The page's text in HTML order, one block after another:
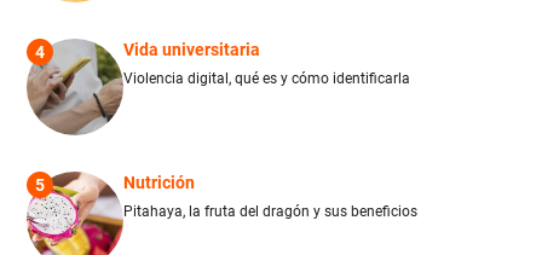
4 Vida universitaria
Violencia digital, qué es y cómo identificarla
5 Nutrición
Pitahaya, la fruta del dragón y sus beneficios